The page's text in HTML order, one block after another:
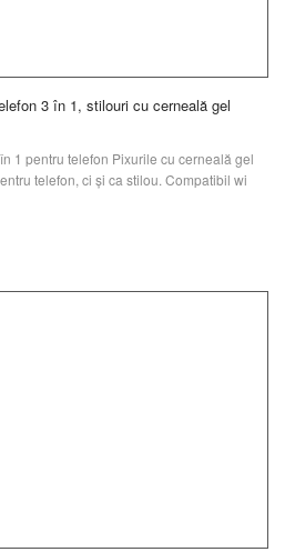
3 în 1, stilouri cu cerneală gel
1 pentru telefon Pixurile cu cerneală gel
telefon, ci și ca stilou. Compatibil wi